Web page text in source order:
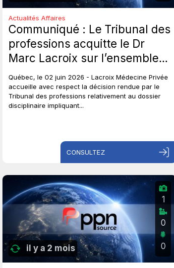
Actualités Affaires
Communiqué : Le Tribunal des
professions acquitte le Dr
Marc Lacroix sur l’ensemble
des chefs et met un terme à
près de six ans de procédures
disciplinaires.
Québec, le 02 juin 2026 - Lacroix Médecine Privée
accueille avec respect la décision rendue par le
Tribunal des professions relativement au dossier
disciplinaire impliquant...
CONSULTEZ
il y a 2 mois
1
0
0